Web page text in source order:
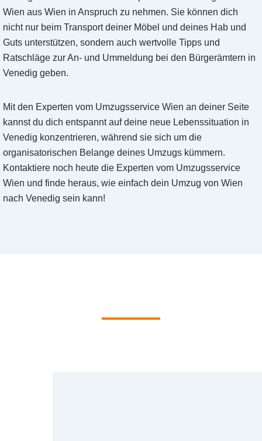
Wien aus Wien in Anspruch zu nehmen. Sie können dich
nicht nur beim Transport deiner Möbel und deines Hab und
Guts unterstützen, sondern auch wertvolle Tipps und
Ratschläge zur An- und Ummeldung bei den Bürgerämtern in
Venedig geben.
Mit den Experten vom Umzugsservice Wien an deiner Seite
kannst du dich entspannt auf deine neue Lebenssituation in
Venedig konzentrieren, während sie sich um die
organisatorischen Belange deines Umzugs kümmern.
Kontaktiere noch heute die Experten vom Umzugsservice
Wien und finde heraus, wie einfach dein Umzug von Wien
nach Venedig sein kann!